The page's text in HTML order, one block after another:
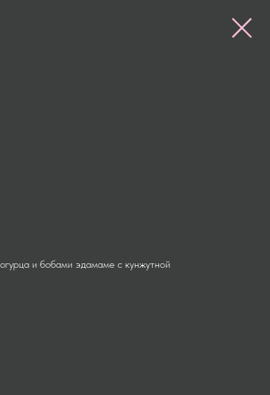
и бобами эдамаме с кунжутной